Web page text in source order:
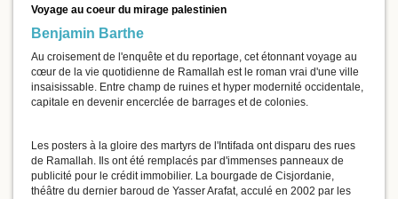
Voyage au coeur du mirage palestinien
Benjamin Barthe
Au croisement de l'enquête et du reportage, cet étonnant voyage au
cœur de la vie quotidienne de Ramallah est le roman vrai d'une ville
insaisissable. Entre champ de ruines et hyper modernité occidentale,
capitale en devenir encerclée de barrages et de colonies.
Les posters à la gloire des martyrs de l'Intifada ont disparu des rues
de Ramallah. Ils ont été remplacés par d'immenses panneaux de
publicité pour le crédit immobilier. La bourgade de Cisjordanie,
théâtre du dernier baroud de Yasser Arafat, acculé en 2002 par les